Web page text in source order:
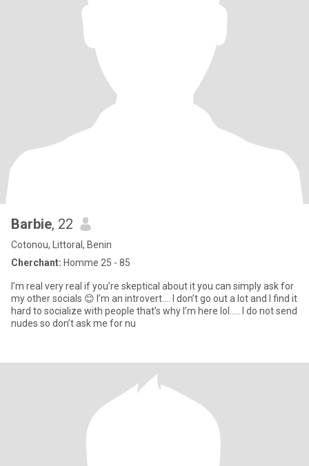
Barbie, 22
Cotonou, Littoral, Benin
Cherchant: Homme 25 - 85
I’m real very real if you’re skeptical about it you can simply ask for
my other socials 😊 I’m an introvert…. I don’t go out a lot and I find it
hard to socialize with people that’s why I’m here lol….. I do not send
nudes so don’t ask me for nu